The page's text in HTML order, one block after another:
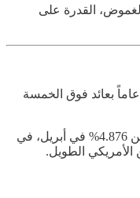
الغموض، القدرة على
عاماً بعائد فوق الخمسة
المزاد الأخير وصل إلى 5.046%، ارتفاعاً من 4.876% في أبريل، في
الطويل.